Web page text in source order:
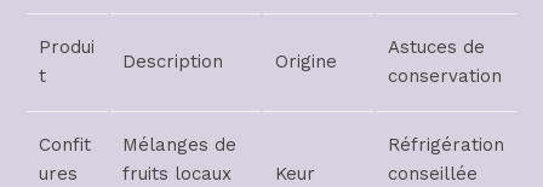
Produi
t
Description Origine
Astuces de
conservation
Confit
ures
Mélanges de
fruits locaux
Keur
Réfrigération
conseillée